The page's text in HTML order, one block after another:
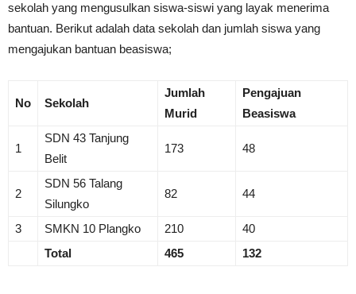
sekolah yang mengusulkan siswa-siswi yang layak menerima
bantuan. Berikut adalah data sekolah dan jumlah siswa yang
mengajukan bantuan beasiswa;
No Sekolah
Jumlah
Murid
Pengajuan
Beasiswa
1
SDN 43 Tanjung
Belit
173 48
2
SDN 56 Talang
Silungko
82 44
3 SMKN 10 Plangko 210
40
Total
465 132